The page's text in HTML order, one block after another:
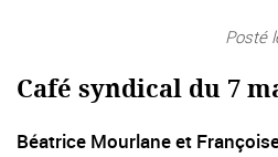
Posté
Café syndical du 7
Béatrice Mourlane et